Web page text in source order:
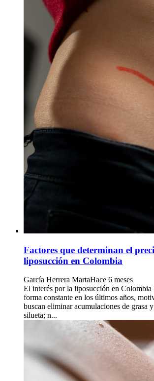
Factores que determinan el
liposucción en Colombia
García Herrera MartaHace 6 meses
El interés por la liposucción en Colombia
forma constante en los últimos años,
buscan eliminar acumulaciones de grasa
silueta; n...